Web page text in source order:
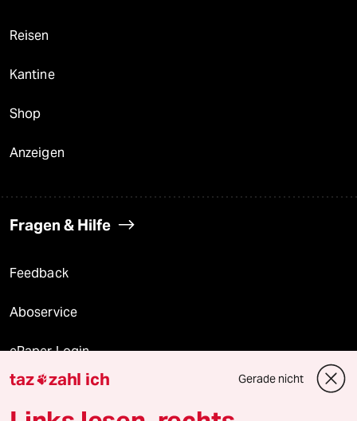
Reisen
Kantine
Shop
Anzeigen
Fragen & Hilfe
Feedback
Aboservice
ePaper Login
Downloads für Abonnierende
taz zahl ich Gerade nicht